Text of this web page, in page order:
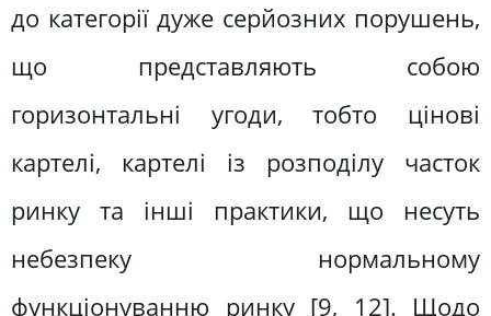
до категорії дуже серйозних порушень,
що представляють собою
горизонтальні угоди, тобто цінові
картелі, картелі із розподілу часток
ринку та інші практики, що несуть
небезпеку нормальному
функціонуванню ринку [9, 12]. Щодо